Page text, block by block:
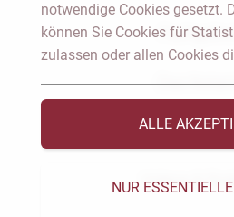
Das
Vorträge &
Videos &
notwendige Cookies gesetzt.
können Sie Cookies für
zulassen oder allen Cookies
ALLE
NUR